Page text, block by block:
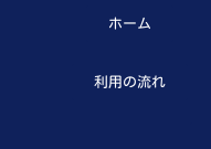
ホーム
利用の流れ